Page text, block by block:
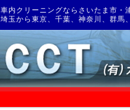
車内クリーニングならさいたま市
埼玉から東京、千葉、神奈川、群馬